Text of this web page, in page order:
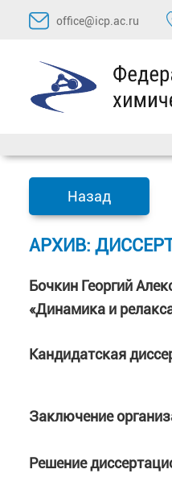
Перейти
содержимому
office@icp.ac.ru
Назад
АРХИВ:
Бочкин Георгий
«Динамика и
Кандидатская
Заключение
Решение